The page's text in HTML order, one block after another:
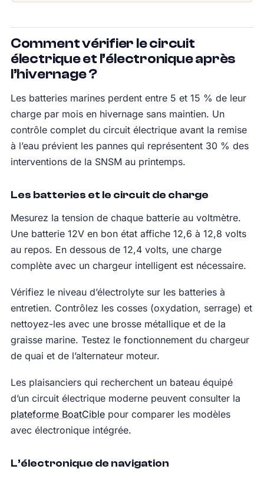
Comment vérifier le circuit
électrique et l’électronique après
l’hivernage ?
Les batteries marines perdent entre 5 et 15 % de leur
charge par mois en hivernage sans maintien. Un
contrôle complet du circuit électrique avant la remise
à l’eau prévient les pannes qui représentent 30 % des
interventions de la SNSM au printemps.
Les batteries et le circuit de charge
Mesurez la tension de chaque batterie au voltmètre.
Une batterie 12V en bon état affiche 12,6 à 12,8 volts
au repos. En dessous de 12,4 volts, une charge
complète avec un chargeur intelligent est nécessaire.
Vérifiez le niveau d’électrolyte sur les batteries à
entretien. Contrôlez les cosses (oxydation, serrage) et
nettoyez-les avec une brosse métallique et de la
graisse marine. Testez le fonctionnement du chargeur
de quai et de l’alternateur moteur.
Les plaisanciers qui recherchent un bateau équipé
d’un circuit électrique moderne peuvent consulter la
plateforme BoatCiblepour comparer les modèles
avec électronique intégrée.
L’électronique de navigation